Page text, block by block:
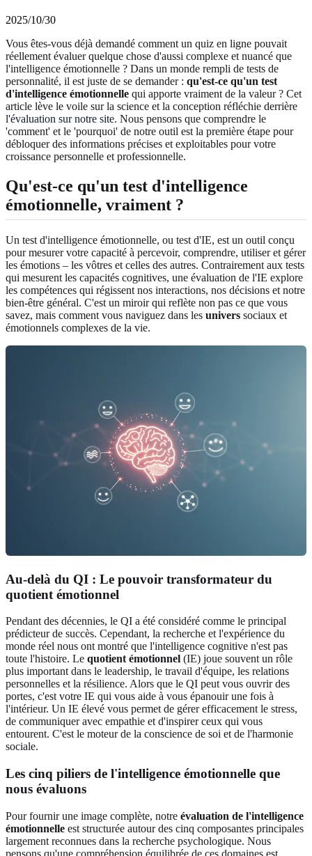
2025/10/30
Vous êtes-vous déjà demandé comment un quiz en ligne pouvait
réellement évaluer quelque chose d'aussi complexe et nuancé que
l'intelligence émotionnelle ? Dans un monde rempli de tests de
personnalité, il est juste de se demander : qu'est-ce qu'un test
d'intelligence émotionnelle qui apporte vraiment de la valeur ? Cet
article lève le voile sur la science et la conception réfléchie derrière
l'évaluation sur notre site. Nous pensons que comprendre le
'comment' et le 'pourquoi' de notre outil est la première étape pour
débloquer des informations précises et exploitables pour votre
croissance personnelle et professionnelle.
Qu'est-ce qu'un test d'intelligence
émotionnelle, vraiment ?
Un test d'intelligence émotionnelle, ou test d'IE, est un outil conçu
pour mesurer votre capacité à percevoir, comprendre, utiliser et gérer
les émotions – les vôtres et celles des autres. Contrairement aux tests
qui mesurent les capacités cognitives, une évaluation de l'IE explore
les compétences qui régissent nos interactions, nos décisions et notre
bien-être général. C'est un miroir qui reflète non pas ce que vous
savez, mais comment vous naviguez dans les univers sociaux et
émotionnels complexes de la vie.
Au-delà du QI : Le pouvoir transformateur du
quotient émotionnel
Pendant des décennies, le QI a été considéré comme le principal
prédicteur de succès. Cependant, la recherche et l'expérience du
monde réel nous ont montré que l'intelligence cognitive n'est pas
toute l'histoire. Le quotient émotionnel (IE) joue souvent un rôle
plus important dans le leadership, le travail d'équipe, les relations
personnelles et la résilience. Alors que le QI peut vous ouvrir des
portes, c'est votre IE qui vous aide à vous épanouir une fois à
l'intérieur. Un IE élevé vous permet de gérer efficacement le stress,
de communiquer avec empathie et d'inspirer ceux qui vous
entourent. C'est le moteur de la conscience de soi et de l'harmonie
sociale.
Les cinq piliers de l'intelligence émotionnelle que
nous évaluons
Pour fournir une image complète, notre évaluation de l'intelligence
émotionnelle est structurée autour des cinq composantes principales
largement reconnues dans la recherche psychologique. Nous
pensons qu'une compréhension équilibrée de ces domaines est